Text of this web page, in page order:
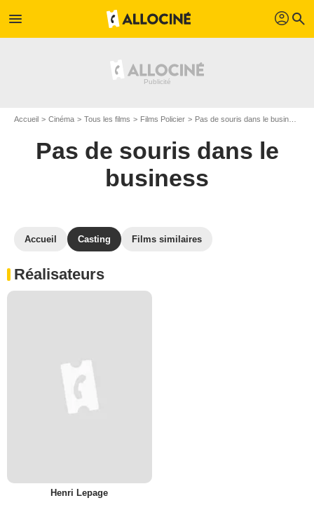
menu profil search
Accueil Cinéma Tous les films Films Policier Pas de souris dans le business
Pas de souris dans le
business
Accueil Casting Films similaires
Réalisateurs
Henri Lepage